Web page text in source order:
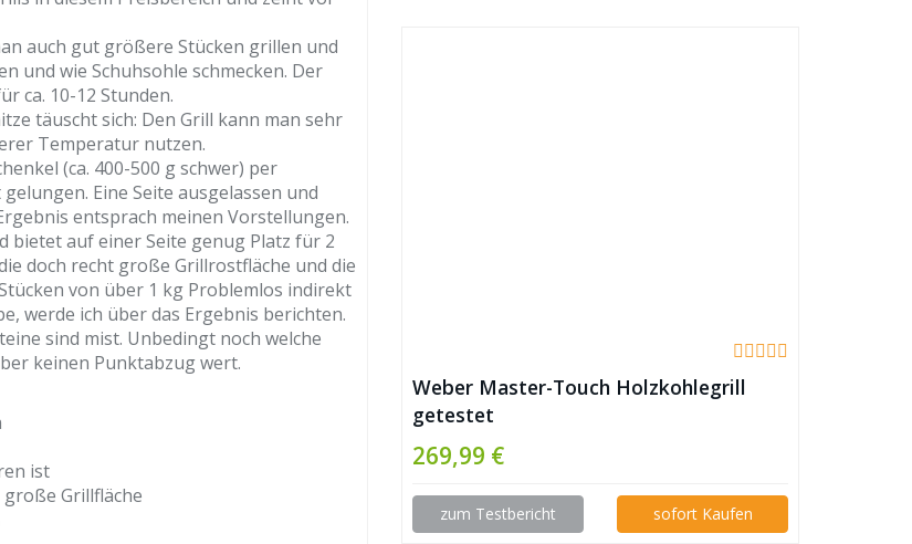
auch gut größere Stücken grillen und
und wie Schuhsohle schmecken. Der
ca. 10-12 Stunden.
täuscht sich: Den Grill kann man sehr
Temperatur nutzen.
(ca. 400-500 g schwer) per
Eine Seite ausgelassen und
entsprach meinen Vorstellungen.
bietet auf einer Seite genug Platz für 2
doch recht große Grillrostfläche und die
von über 1 kg Problemlos indirekt
werde ich über das Ergebnis berichten.
sind mist. Unbedingt noch welche
keinen Punktabzug wert.
ist
Grillfläche
Weber Master-Touch Holzkohlegrill
getestet
269,99 €
zum Testbericht sofort Kaufen